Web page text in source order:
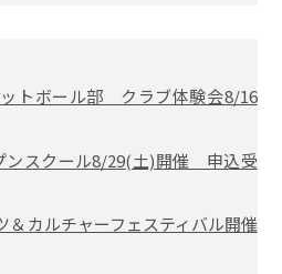
トボール部 クラブ体験会8/16
スクール8/29(土)開催 申込受
カルチャーフェスティバル開催